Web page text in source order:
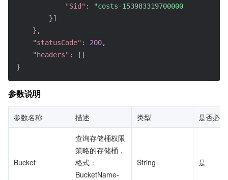
"Sid" :
"costs-1539833197000000307620-
}]
} ,
"statusCode" : 200,
"headers" : {}
}
参数说明
参数名称 描述 类型 是否必填
Bucket
查询存储桶权限
策略的存储桶，
格式：
BucketName-
String 是